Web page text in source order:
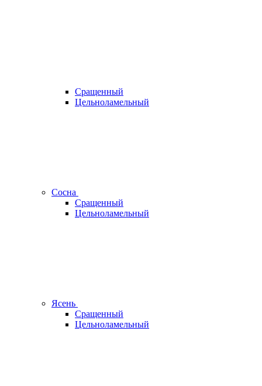
Сращенный
Цельноламельный
Сосна
Сращенный
Цельноламельный
Ясень
Сращенный
Цельноламельный